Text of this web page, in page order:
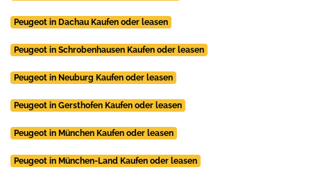
Peugeot in Dachau Kaufen oder leasen
Peugeot in Schrobenhausen Kaufen oder leasen
Peugeot in Neuburg Kaufen oder leasen
Peugeot in Gersthofen Kaufen oder leasen
Peugeot in München Kaufen oder leasen
Peugeot in München-Land Kaufen oder leasen